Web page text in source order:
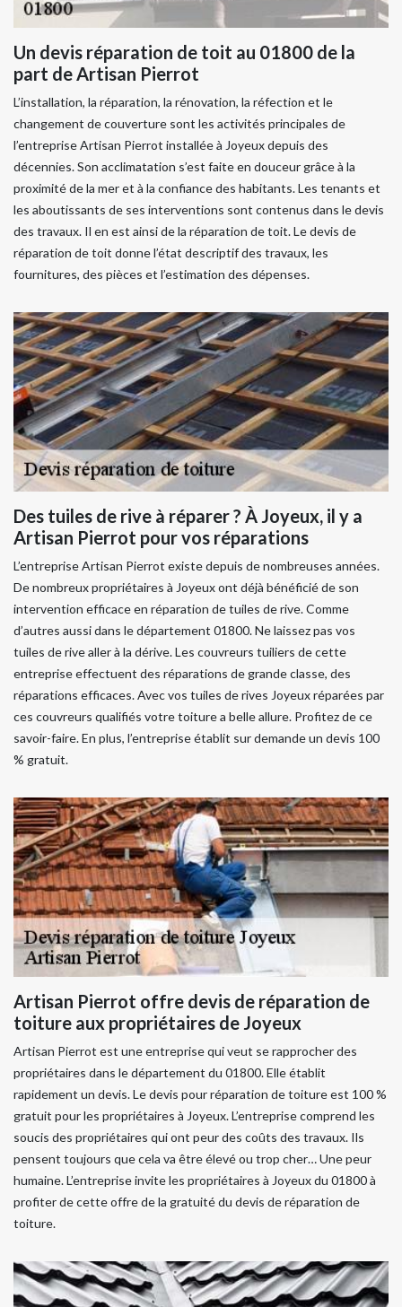
Un devis réparation de toit au 01800 de la
part de Artisan Pierrot
L’installation, la réparation, la rénovation, la réfection et le
changement de couverture sont les activités principales de
l’entreprise Artisan Pierrot installée à Joyeux depuis des
décennies. Son acclimatation s’est faite en douceur grâce à la
proximité de la mer et à la confiance des habitants. Les tenants et
les aboutissants de ses interventions sont contenus dans le devis
des travaux. Il en est ainsi de la réparation de toit. Le devis de
réparation de toit donne l’état descriptif des travaux, les
fournitures, des pièces et l’estimation des dépenses.
Des tuiles de rive à réparer ? À Joyeux, il y a
Artisan Pierrot pour vos réparations
L’entreprise Artisan Pierrot existe depuis de nombreuses années.
De nombreux propriétaires à Joyeux ont déjà bénéficié de son
intervention efficace en réparation de tuiles de rive. Comme
d’autres aussi dans le département 01800. Ne laissez pas vos
tuiles de rive aller à la dérive. Les couvreurs tuiliers de cette
entreprise effectuent des réparations de grande classe, des
réparations efficaces. Avec vos tuiles de rives Joyeux réparées par
ces couvreurs qualifiés votre toiture a belle allure. Profitez de ce
savoir-faire. En plus, l’entreprise établit sur demande un devis 100
% gratuit.
Artisan Pierrot offre devis de réparation de
toiture aux propriétaires de Joyeux
Artisan Pierrot est une entreprise qui veut se rapprocher des
propriétaires dans le département du 01800. Elle établit
rapidement un devis. Le devis pour réparation de toiture est 100 %
gratuit pour les propriétaires à Joyeux. L’entreprise comprend les
soucis des propriétaires qui ont peur des coûts des travaux. Ils
pensent toujours que cela va être élevé ou trop cher… Une peur
humaine. L’entreprise invite les propriétaires à Joyeux du 01800 à
profiter de cette offre de la gratuité du devis de réparation de
toiture.